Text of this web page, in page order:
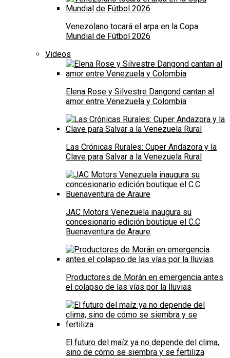
Venezolano tocará el arpa en la Copa
Mundial de Fútbol 2026
Videos
Elena Rose y Silvestre Dangond cantan al
amor entre Venezuela y Colombia
Las Crónicas Rurales: Cuper Andazora y la
Clave para Salvar a la Venezuela Rural
JAC Motors Venezuela inaugura su
concesionario edición boutique el C.C
Buenaventura de Araure
Productores de Morán en emergencia antes
el colapso de las vías por la lluvias
El futuro del maíz ya no depende del clima,
sino de cómo se siembra y se fertiliza